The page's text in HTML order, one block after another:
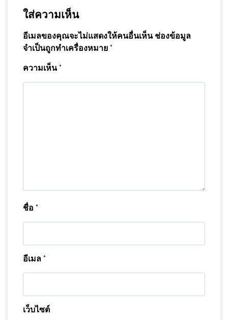
ใส่ความเห็น
อีเมลของคุณจะไม่แสดงให้คนอื่นเห็น ช่องข้อมูล
จำเป็นถูกทำเครื่องหมาย *
ความเห็น*
ชื่อ *
อีเมล *
เว็บไซต์